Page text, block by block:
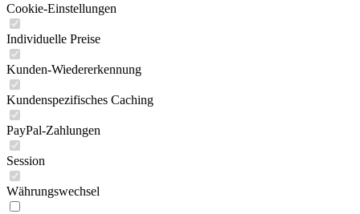
Cookie-Einstellungen
Individuelle Preise
Kunden-Wiedererkennung
Kundenspezifisches Caching
PayPal-Zahlungen
Session
Währungswechsel